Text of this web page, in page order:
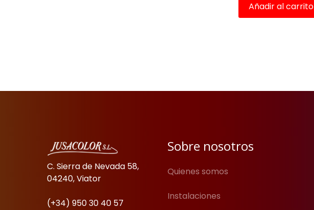
Añadir al carrito
C. Sierra de Nevada 58,
04240, Viator
(+34) 950 30 40 57
Sobre nosotros
Quienes somos
Instalaciones